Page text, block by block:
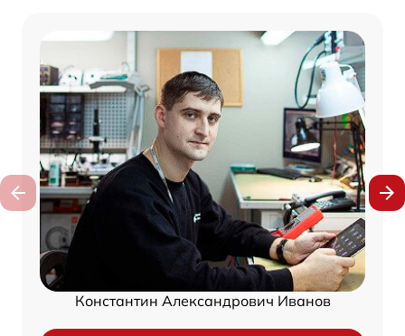
Константин Александрович Иванов